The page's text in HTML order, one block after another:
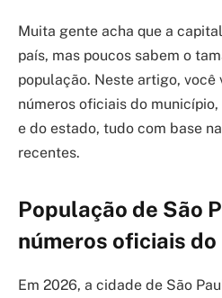
Muita gente acha que a
país, mas poucos sabem o
população. Neste artigo, você
números oficiais do
e do estado, tudo com base
recentes.
População de São
números oficiais do
Em 2026, a cidade de São